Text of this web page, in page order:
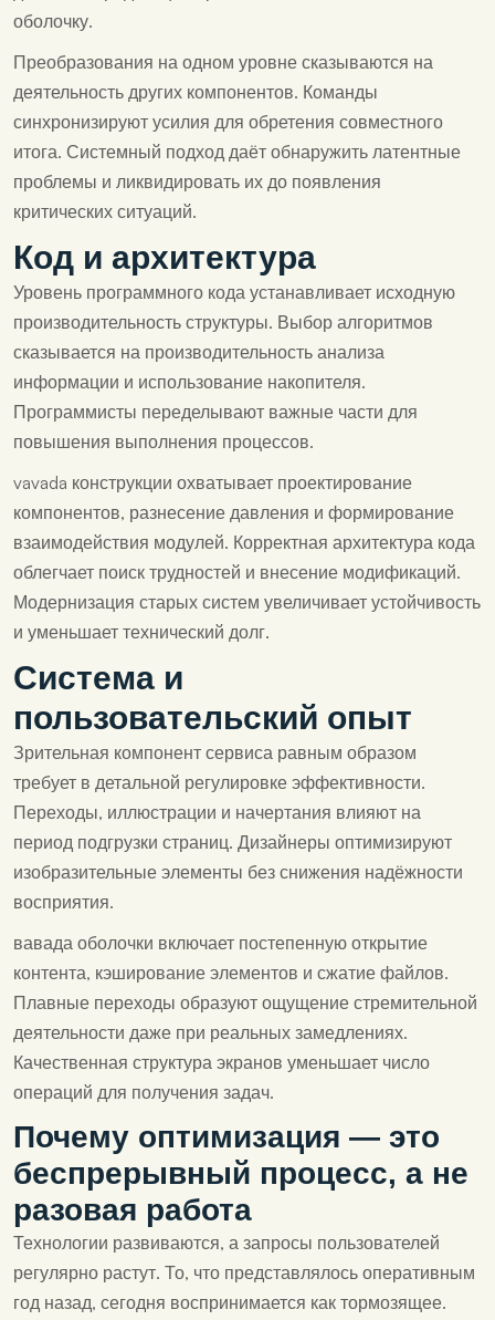
оболочку.
Преобразования на одном уровне сказываются на
деятельность других компонентов. Команды
синхронизируют усилия для обретения совместного
итога. Системный подход даёт обнаружить латентные
проблемы и ликвидировать их до появления
критических ситуаций.
Код и архитектура
Уровень программного кода устанавливает исходную
производительность структуры. Выбор алгоритмов
сказывается на производительность анализа
информации и использование накопителя.
Программисты переделывают важные части для
повышения выполнения процессов.
vavada конструкции охватывает проектирование
компонентов, разнесение давления и формирование
взаимодействия модулей. Корректная архитектура кода
облегчает поиск трудностей и внесение модификаций.
Модернизация старых систем увеличивает устойчивость
и уменьшает технический долг.
Система и
пользовательский опыт
Зрительная компонент сервиса равным образом
требует в детальной регулировке эффективности.
Переходы, иллюстрации и начертания влияют на
период подгрузки страниц. Дизайнеры оптимизируют
изобразительные элементы без снижения надёжности
восприятия.
вавада оболочки включает постепенную открытие
контента, кэширование элементов и сжатие файлов.
Плавные переходы образуют ощущение стремительной
деятельности даже при реальных замедлениях.
Качественная структура экранов уменьшает число
операций для получения задач.
Почему оптимизация — это
беспрерывный процесс, а не
разовая работа
Технологии развиваются, а запросы пользователей
регулярно растут. То, что представлялось оперативным
год назад, сегодня воспринимается как тормозящее.